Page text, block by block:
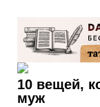
10 вещей,
муж